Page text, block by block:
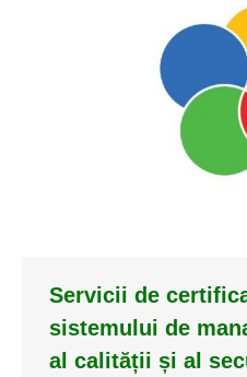
Servicii de
sistemului de
al calității și al